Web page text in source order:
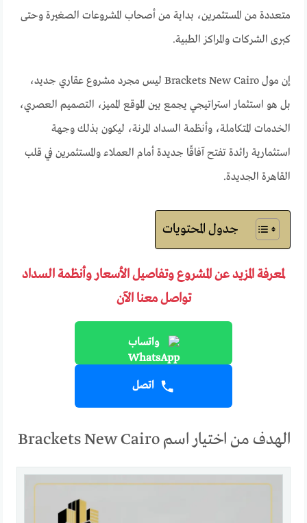
متعددة من المستثمرين، بداية من أصحاب المشروعات الصغيرة وحتى
كبرى الشركات والمراكز الطبية.
إن مول Brackets New Cairo ليس مجرد مشروع عقاري جديد،
بل هو استثمار استراتيجي يجمع بين الموقع المميز، التصميم العصري،
الخدمات المتكاملة، وأنظمة السداد المرنة، ليكون بذلك وجهة
استثمارية رائدة تفتح آفاقًا جديدة أمام العملاء والمستثمرين في قلب
القاهرة الجديدة.
جدول المحتويات
لمعرفة المزيد عن المشروع وتفاصيل الأسعار وأنظمة السداد
تواصل معنا الآن
واتساب
اتصل
الهدف من اختيار اسم Brackets New Cairo